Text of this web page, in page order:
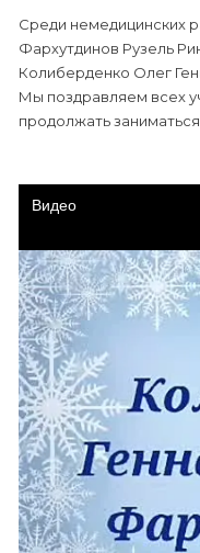
Среди немедицинских
Фархутдинов Рузель
Колиберденко Олег
Мы поздравляем всех
продолжать